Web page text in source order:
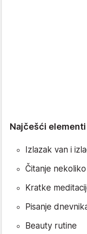
Najčešći
Izlazak van i
Čitanje
Kratke
Pisanje
Beauty rutine